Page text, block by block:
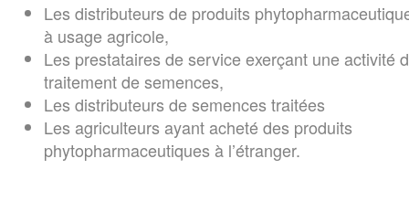
Les distributeurs de produits
à usage agricole,
Les prestataires de service exerçant une activité
traitement de semences,
Les distributeurs de semences traitées
Les agriculteurs ayant acheté des produits
phytopharmaceutiques à l’étranger.